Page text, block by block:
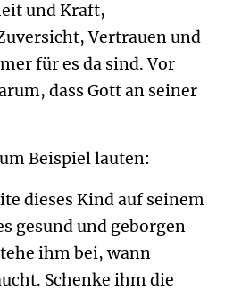
und Kraft,
Vertrauen und
für es da sind. Vor
dass Gott an seiner
Beispiel lauten:
dieses Kind auf seinem
gesund und geborgen
ihm bei, wann
Schenke ihm die